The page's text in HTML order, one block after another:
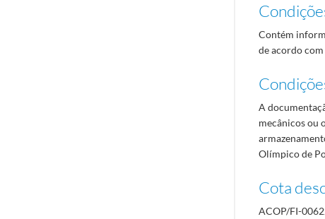
Contém
de acordo com
A
mecânicos ou
Olímpico de
Cota
ACOP/FI-